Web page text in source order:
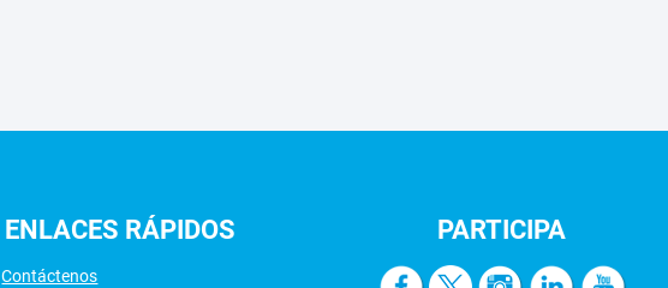
ENLACES RÁPIDOS
Contáctenos
PARTICIPA